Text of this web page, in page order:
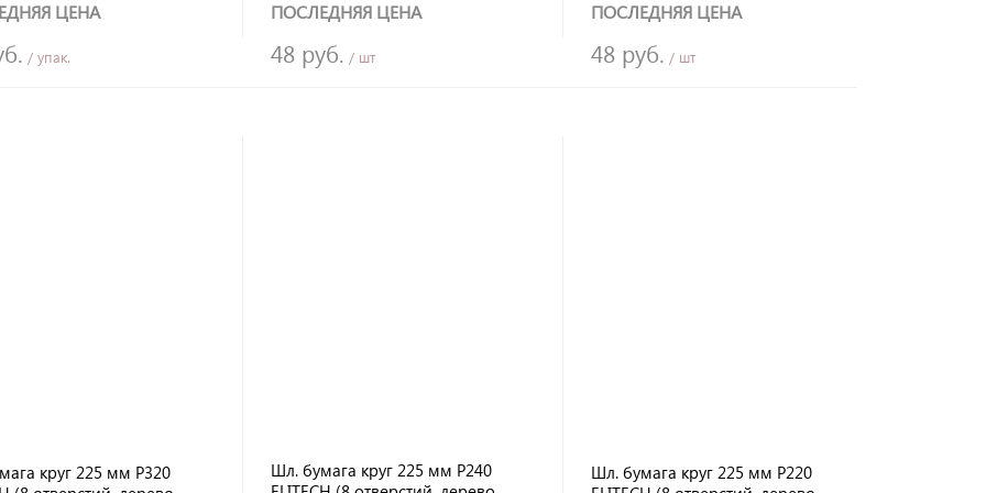
WILLMARK (5 шт)
ЦЕНА
/ упак.
ПОСЛЕДНЯЯ ЦЕНА
48 руб. / шт
ПОСЛЕДНЯЯ ЦЕНА
48 руб. / шт
круг 225 мм Р320
Шл. бумага круг 225 мм Р240
Шл. бумага круг 225 мм Р220